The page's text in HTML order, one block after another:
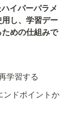
イパーパラメ
し、学習デー
めの仕組みで
学習する
ンドポイントか